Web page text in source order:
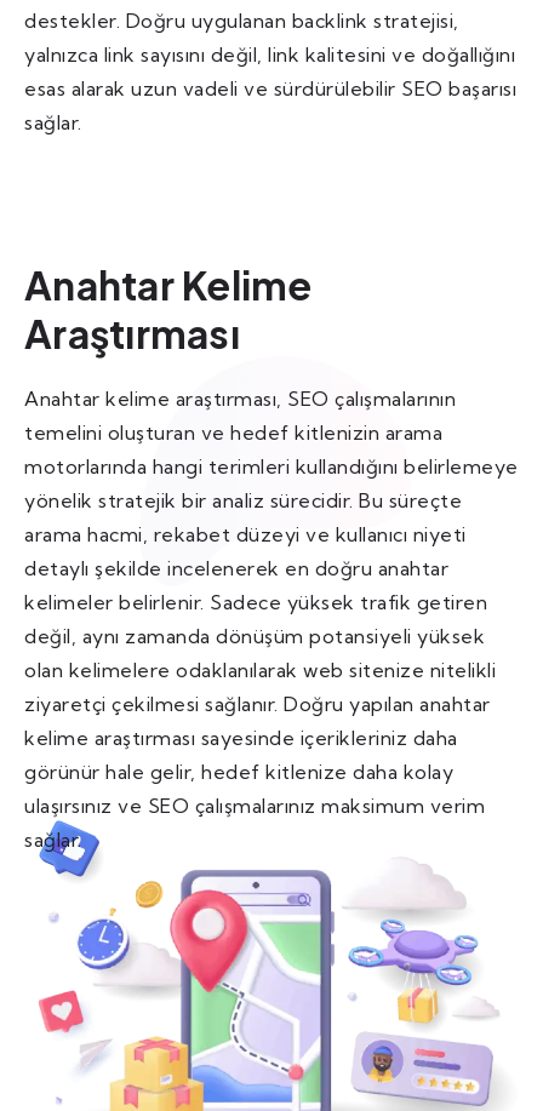
destekler. Doğru uygulanan backlink stratejisi,
yalnızca link sayısını değil, link kalitesini ve doğallığını
esas alarak uzun vadeli ve sürdürülebilir SEO başarısı
sağlar.
Anahtar Kelime
Araştırması
Anahtar kelime araştırması, SEO çalışmalarının
temelini oluşturan ve hedef kitlenizin arama
motorlarında hangi terimleri kullandığını belirlemeye
yönelik stratejik bir analiz sürecidir. Bu süreçte
arama hacmi, rekabet düzeyi ve kullanıcı niyeti
detaylı şekilde incelenerek en doğru anahtar
kelimeler belirlenir. Sadece yüksek trafik getiren
değil, aynı zamanda dönüşüm potansiyeli yüksek
olan kelimelere odaklanılarak web sitenize nitelikli
ziyaretçi çekilmesi sağlanır. Doğru yapılan anahtar
kelime araştırması sayesinde içerikleriniz daha
görünür hale gelir, hedef kitlenize daha kolay
ulaşırsınız ve SEO çalışmalarınız maksimum verim
sağlar.